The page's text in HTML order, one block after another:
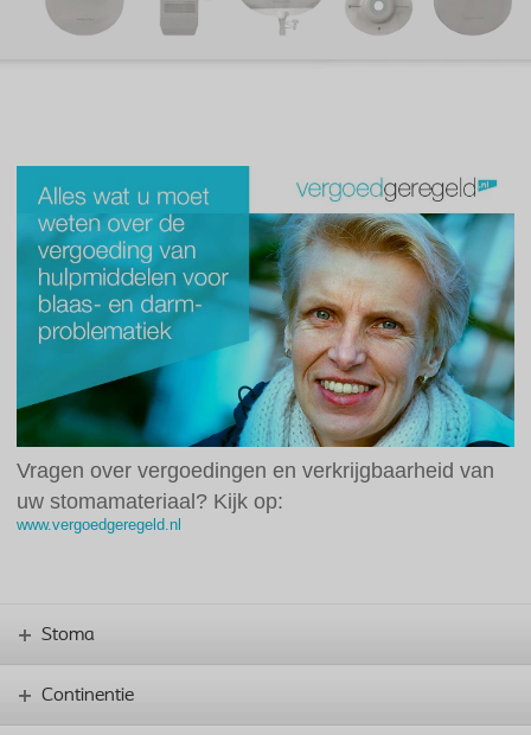
Vragen over vergoedingen en verkrijgbaarheid van
uw stomamateriaal? Kijk op:
www.vergoedgeregeld.nl
Stoma
Continentie